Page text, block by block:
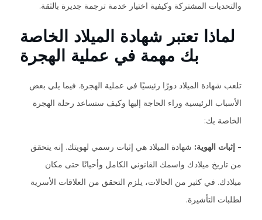
والتحديات المشتركة وكيفية اختيار خدمة ترجمة جديرة بالثقة.
لماذا تعتبر شهادة الميلاد الخاصة
بك مهمة في عملية الهجرة
تلعب شهادة الميلاد دورًا رئيسيًا في عملية الهجرة. فيما يلي بعض
الأسباب الرئيسية وراء الحاجة إليها وكيف ستساعد رحلة الهجرة
الخاصة بك:
- إثبات الهوية: شهادة الميلاد هي إثبات رسمي لهويتك. إنه يتحقق
من تاريخ ميلادك واسمك القانوني الكامل وأحيانًا حتى مكان
ميلادك. في كثير من الحالات، يلزم التحقق من العلاقات الأسرية
لطلبات التأشيرة.